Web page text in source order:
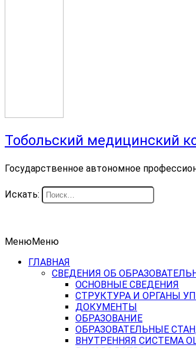
Тобольский медицинский
Государственное автономное
Искать:
МенюМеню
ГЛАВНАЯ
СВЕДЕНИЯ ОБ
ОСНОВНЫЕ СВЕДЕНИЯ
СТРУКТУРА И ОРГАНЫ
ДОКУМЕНТЫ
ОБРАЗОВАНИЕ
ОБРАЗОВАТЕЛЬНЫЕ
ВНУТРЕННЯЯ СИСТЕМА